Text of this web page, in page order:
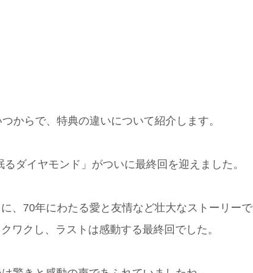
からで、特典の違いについて紹介します。
ダイヤモンド」がついに最終回を迎えました。
、70年にわたる愛と友情など壮大なストーリーで
ワクし、ラストは感動する最終回でした。